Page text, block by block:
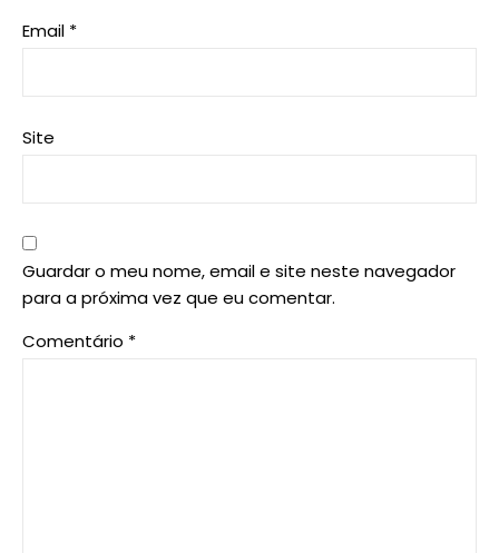
Email *
Site
Guardar o meu nome, email e site neste navegador
para a próxima vez que eu comentar.
Comentário *